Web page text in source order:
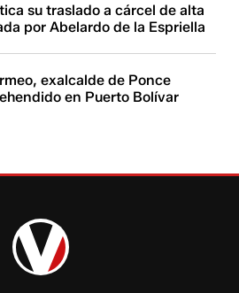
su traslado a cárcel de alta
por Abelardo de la Espriella
exalcalde de Ponce
en Puerto Bolívar